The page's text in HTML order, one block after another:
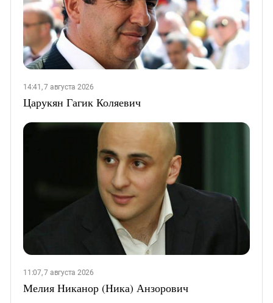
14:41, 7 августа 2026
Царукян Гагик Коляевич
11:07, 7 августа 2026
Мелия Никанор (Ника) Анзорович